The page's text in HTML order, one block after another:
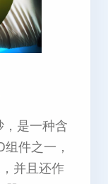
，是一种含
件之一，
并且还作